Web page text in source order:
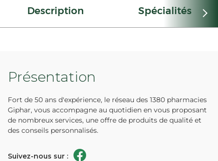
Description Spécialités
Présentation
Fort de 50 ans d'expérience, le réseau des 1380 pharmacies
Giphar, vous accompagne au quotidien en vous proposant
de nombreux services, une offre de produits de qualité et
des conseils personnalisés.
Suivez-nous sur :